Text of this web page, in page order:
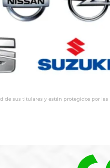
de sus titulares y están protegidos por